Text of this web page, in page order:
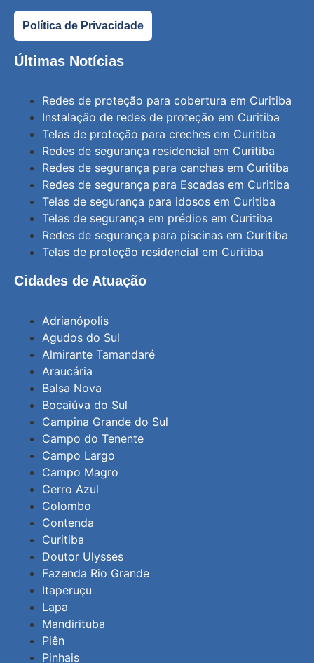
Política de Privacidade
Últimas Notícias
Redes de proteção para cobertura em Curitiba
Instalação de redes de proteção em Curitiba
Telas de proteção para creches em Curitiba
Redes de segurança residencial em Curitiba
Redes de segurança para canchas em Curitiba
Redes de segurança para Escadas em Curitiba
Telas de segurança para idosos em Curitiba
Telas de segurança em prédios em Curitiba
Redes de segurança para piscinas em Curitiba
Telas de proteção residencial em Curitiba
Cidades de Atuação
Adrianópolis
Agudos do Sul
Almirante Tamandaré
Araucária
Balsa Nova
Bocaiúva do Sul
Campina Grande do Sul
Campo do Tenente
Campo Largo
Campo Magro
Cerro Azul
Colombo
Contenda
Curitiba
Doutor Ulysses
Fazenda Rio Grande
Itaperuçu
Lapa
Mandirituba
Piên
Pinhais